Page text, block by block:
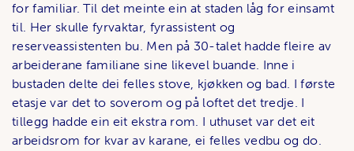
for familiar. Til det meinte ein at staden låg for einsamt
til. Her skulle fyrvaktar, fyrassistent og
reserveassistenten bu. Men på 30-talet hadde fleire av
arbeiderane familiane sine likevel buande. Inne i
bustaden delte dei felles stove, kjøkken og bad. I første
etasje var det to soverom og på loftet det tredje. I
tillegg hadde ein eit ekstra rom. I uthuset var det eit
arbeidsrom for kvar av karane, ei felles vedbu og do.